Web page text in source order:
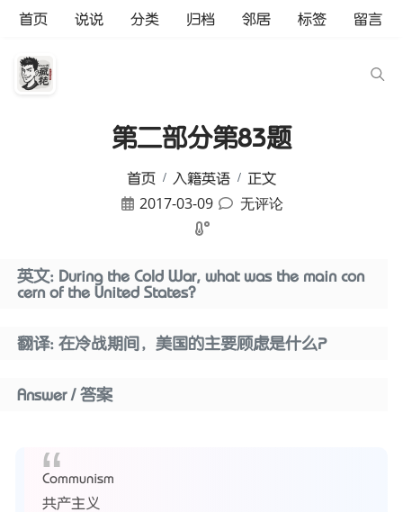
首页 说说 分类 归档 邻居 标签 留言
第二部分第83题
首页 入籍英语 正文
2017-03-09 无评论
英文: During the Cold War, what was the main con
cern of the United States?
翻译: 在冷战期间，美国的主要顾虑是什么？
Answer / 答案
Communism
共产主义